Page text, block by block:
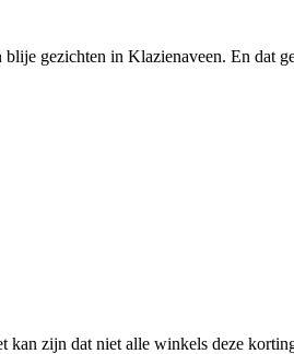
gezichten in Klazienaveen. En dat
kan zijn dat niet alle winkels deze